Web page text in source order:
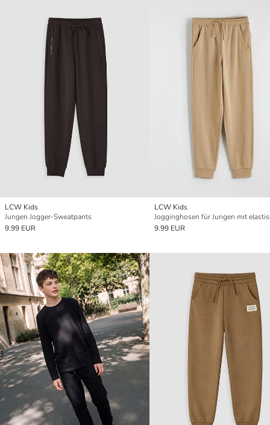
LCW Kids
Jungen Jogger-Sweatpants
9.99 EUR
LCW Kids
9.99 EUR